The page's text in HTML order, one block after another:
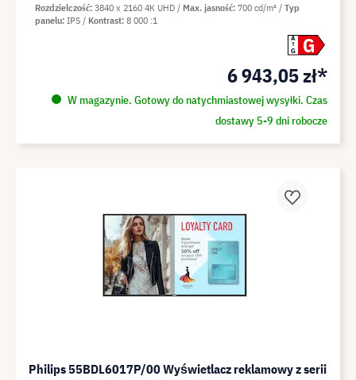
A
G
G
6 943,05 zł*
W magazynie. Gotowy do natychmiastowej wysyłki. Czas
dostawy 5-9 dni robocze
Rozdzielczość 3840 x 2160 4K UHD Max. jasność 700 cd/m²
Typ
panelu IPS Kontrast 8 000 :1
Philips 55BDL6017P/00 Wyświetlacz reklamowy z serii